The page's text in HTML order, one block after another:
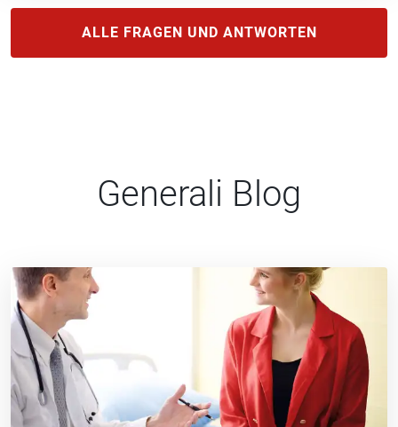
ALLE FRAGEN UND ANTWORTEN
Generali Blog